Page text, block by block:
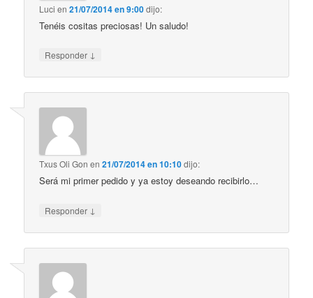
Luci en21/07/2014 en 9:00dijo:
Tenéis cositas preciosas! Un saludo!
Responder ↓
Txus Oli Gon en21/07/2014 en 10:10dijo:
Será mi primer pedido y ya estoy deseando recibirlo…
Responder ↓